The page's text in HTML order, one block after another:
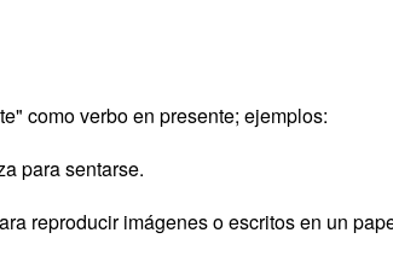
como verbo en presente; ejemplos:
para sentarse.
reproducir imágenes o escritos en un